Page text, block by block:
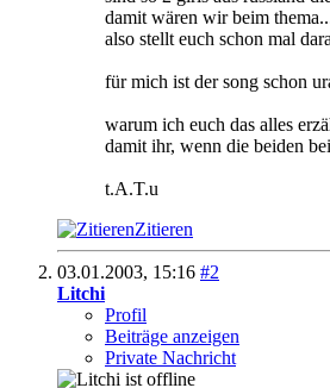
damit wären wir beim
also stellt euch schon mal
für mich ist der song schon
warum ich euch das alles
damit ihr, wenn die beiden
t.A.T.u
Zitieren
03.01.2003, 15:16 #2
Litchi
Profil
Beiträge anzeigen
Private Nachricht